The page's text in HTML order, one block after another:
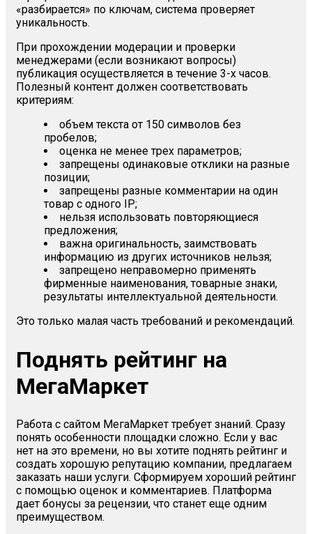
«разбирается» по ключам, система проверяет
уникальность.
При прохождении модерации и проверки
менеджерами (если возникают вопросы)
публикация осуществляется в течение 3-х часов.
Полезный контент должен соответствовать
критериям:
объем текста от 150 символов без
пробелов;
оценка не менее трех параметров;
запрещены одинаковые отклики на разные
позиции;
запрещены разные комментарии на один
товар с одного IP;
нельзя использовать повторяющиеся
предложения;
важна оригинальность, заимствовать
информацию из других источников нельзя;
запрещено неправомерно применять
фирменные наименования, товарные знаки,
результаты интеллектуальной деятельности.
Это только малая часть требований и рекомендаций.
Поднять рейтинг на
МегаМаркет
Работа с сайтом МегаМаркет требует знаний. Сразу
понять особенности площадки сложно. Если у вас
нет на это времени, но вы хотите поднять рейтинг и
создать хорошую репутацию компании, предлагаем
заказать наши услуги. Сформируем хороший рейтинг
с помощью оценок и комментариев. Платформа
дает бонусы за рецензии, что станет еще одним
преимуществом.